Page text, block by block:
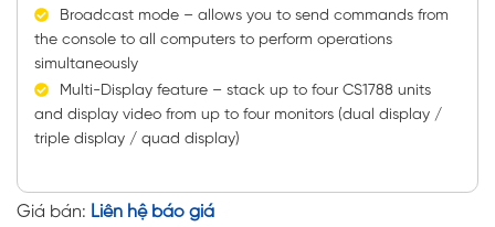
Broadcast mode – allows you to send commands from
the console to all computers to perform operations
simultaneously
Multi-Display feature – stack up to four CS1788 units
and display video from up to four monitors (dual display /
triple display / quad display)
Giá bán: Liên hệ báo giá